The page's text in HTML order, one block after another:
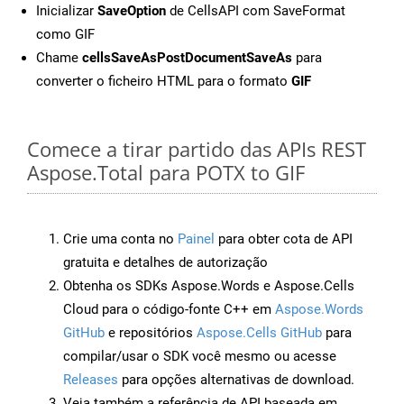
Inicializar SaveOption de CellsAPI com SaveFormat
como GIF
Chame cellsSaveAsPostDocumentSaveAs para
converter o ficheiro HTML para o formato GIF
Comece a tirar partido das APIs REST
Aspose.Total para POTX to GIF
Crie uma conta no Painel para obter cota de API
gratuita e detalhes de autorização
Obtenha os SDKs Aspose.Words e Aspose.Cells
Cloud para o código-fonte C++ em Aspose.Words
GitHub e repositórios Aspose.Cells GitHub para
compilar/usar o SDK você mesmo ou acesse
Releases para opções alternativas de download.